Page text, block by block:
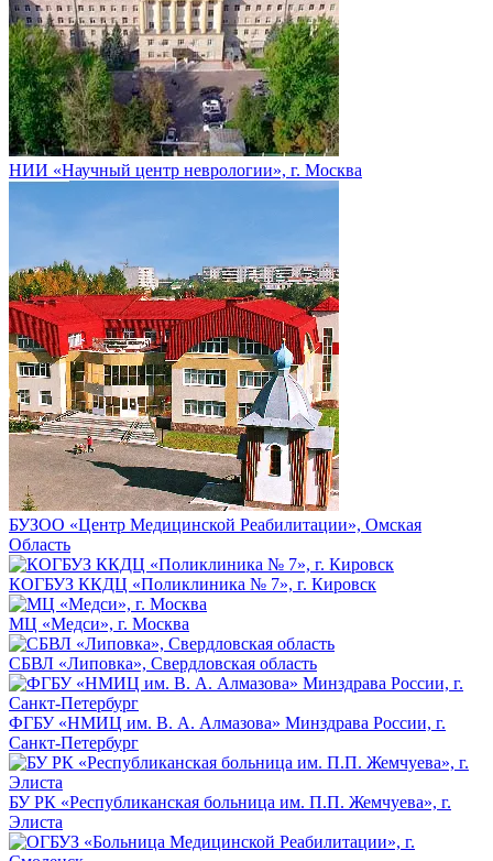
НИИ «Научный центр неврологии», г. Москва
БУЗОО «Центр Медицинской Реабилитации», Омская
Область
КОГБУЗ ККДЦ «Поликлиника № 7», г. Кировск
МЦ «Медси», г. Москва
СБВЛ «Липовка», Свердловская область
ФГБУ «НМИЦ им. В. А. Алмазова» Минздрава России, г.
Санкт-Петербург
БУ РК «Республиканская больница им. П.П. Жемчуева», г.
Элиста